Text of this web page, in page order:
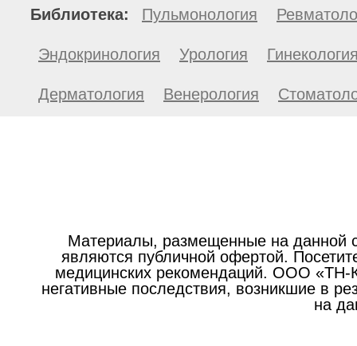
Библиотека: Пульмонология
Эндокринология Урология
Дерматология Венерология
Материалы, размещенные на данной
являются публичной офертой.
медицинских рекомендаций. ООО «ТН-
негативные последствия, возникшие в
на